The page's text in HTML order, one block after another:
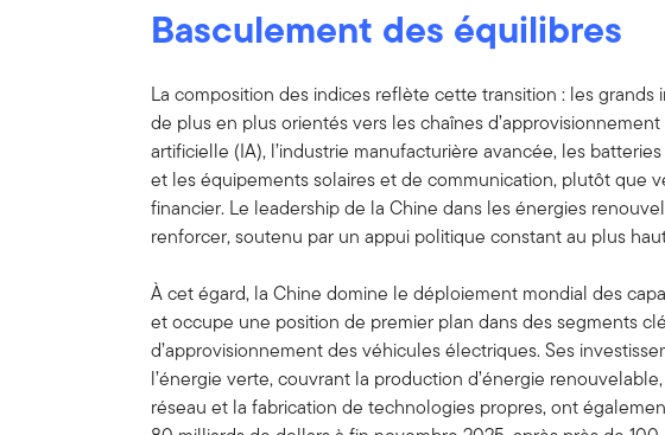
Basculement des équilibres
La composition des indices reflète cette transition : les grands
de plus en plus orientés vers les chaînes
artificielle (IA), l’industrie manufacturière avancée, les
et les équipements solaires et de communication, plutôt que
financier. Le leadership de la Chine dans les énergies
renforcer, soutenu par un appui politique constant au plus
À cet égard, la Chine domine le déploiement mondial des
et occupe une position de premier plan dans des segments
d’approvisionnement des véhicules électriques. Ses
l’énergie verte, couvrant la production d’énergie
réseau et la fabrication de technologies propres, ont